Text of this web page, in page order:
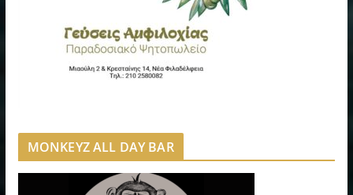
MONKEYZ ALL DAY BAR